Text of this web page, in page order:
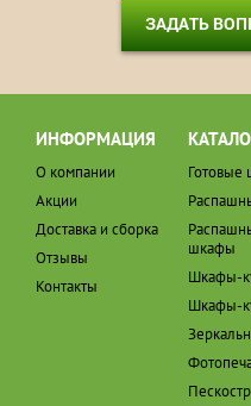
ЗАДАТЬ
ИНФОРМАЦИЯ
О компании
Акции
Доставка и сборка
Отзывы
Контакты
Готовые
шкафы
Шкафы-
Шкафы-